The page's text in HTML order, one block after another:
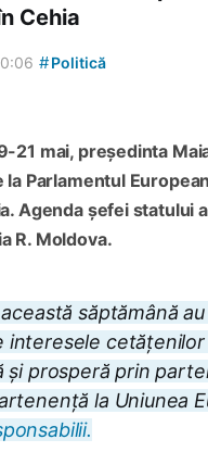
Cehia
#Politică
21 mai, președinta
Parlamentul
Agenda șefei statului
R. Moldova.
săptămână
interesele
și prosperă prin
la Uniunea